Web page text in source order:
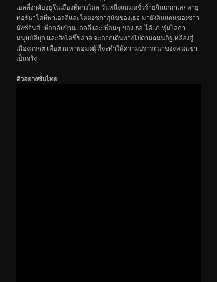
เอลลี่อาศัยอยู่ในเมืองที่ห่างไกล วันหนึ่งแม่มดชั่วร้ายกินเกมาเสกพายุ
ทอร์นาโดที่พาเอลลี่และโตตอชกาสุนัขของเธอ มายังดินแดนของชาว
มังช์กินส์ เพื่อกลับบ้าน เอลลี่และเพื่อนๆ ของเธอ ได้แก่ หุ่นไล่กา
มนุษย์ดีบุก และสิงโตขี้ขลาด จะออกเดินทางไปตามถนนอิฐเหลืองสู่
เมืองมรกต เพื่อตามหาพ่อมดผู้ที่จะทำให้ความปรารถนาของพวกเขา
เป็นจริง
ตัวอย่างซับไทย